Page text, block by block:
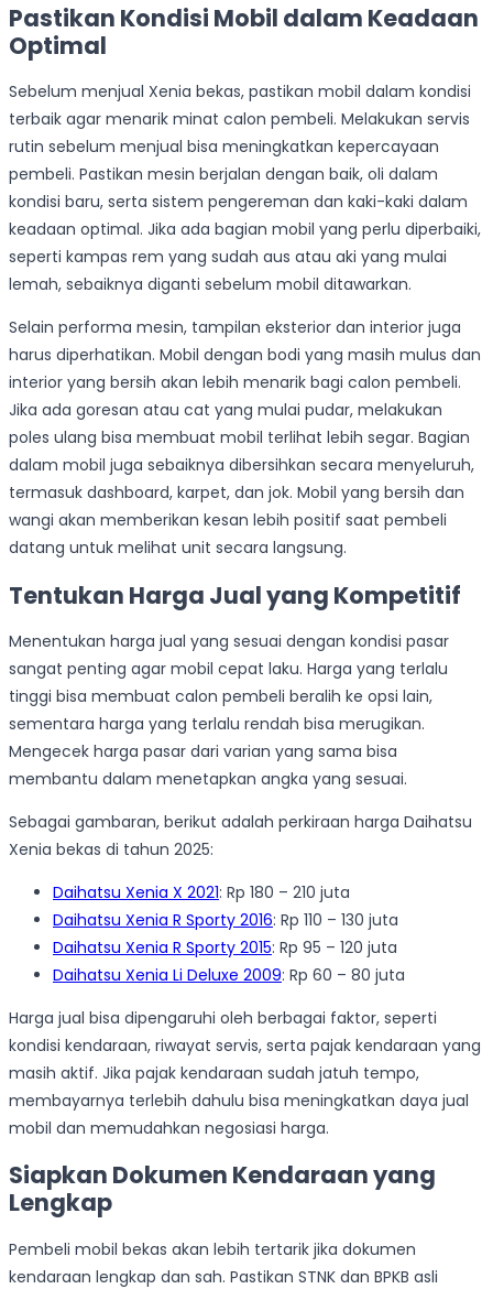
Pastikan Kondisi Mobil dalam Keadaan
Optimal
Sebelum menjual Xenia bekas, pastikan mobil dalam kondisi
terbaik agar menarik minat calon pembeli. Melakukan servis
rutin sebelum menjual bisa meningkatkan kepercayaan
pembeli. Pastikan mesin berjalan dengan baik, oli dalam
kondisi baru, serta sistem pengereman dan kaki-kaki dalam
keadaan optimal. Jika ada bagian mobil yang perlu diperbaiki,
seperti kampas rem yang sudah aus atau aki yang mulai
lemah, sebaiknya diganti sebelum mobil ditawarkan.
Selain performa mesin, tampilan eksterior dan interior juga
harus diperhatikan. Mobil dengan bodi yang masih mulus dan
interior yang bersih akan lebih menarik bagi calon pembeli.
Jika ada goresan atau cat yang mulai pudar, melakukan
poles ulang bisa membuat mobil terlihat lebih segar. Bagian
dalam mobil juga sebaiknya dibersihkan secara menyeluruh,
termasuk dashboard, karpet, dan jok. Mobil yang bersih dan
wangi akan memberikan kesan lebih positif saat pembeli
datang untuk melihat unit secara langsung.
Tentukan Harga Jual yang Kompetitif
Menentukan harga jual yang sesuai dengan kondisi pasar
sangat penting agar mobil cepat laku. Harga yang terlalu
tinggi bisa membuat calon pembeli beralih ke opsi lain,
sementara harga yang terlalu rendah bisa merugikan.
Mengecek harga pasar dari varian yang sama bisa
membantu dalam menetapkan angka yang sesuai.
Sebagai gambaran, berikut adalah perkiraan harga Daihatsu
Xenia bekas di tahun 2025:
Daihatsu Xenia X 2021: Rp 180 – 210 juta
Daihatsu Xenia R Sporty 2016: Rp 110 – 130 juta
Daihatsu Xenia R Sporty 2015: Rp 95 – 120 juta
Daihatsu Xenia Li Deluxe 2009: Rp 60 – 80 juta
Harga jual bisa dipengaruhi oleh berbagai faktor, seperti
kondisi kendaraan, riwayat servis, serta pajak kendaraan yang
masih aktif. Jika pajak kendaraan sudah jatuh tempo,
membayarnya terlebih dahulu bisa meningkatkan daya jual
mobil dan memudahkan negosiasi harga.
Siapkan Dokumen Kendaraan yang
Lengkap
Pembeli mobil bekas akan lebih tertarik jika dokumen
kendaraan lengkap dan sah. Pastikan STNK dan BPKB asli